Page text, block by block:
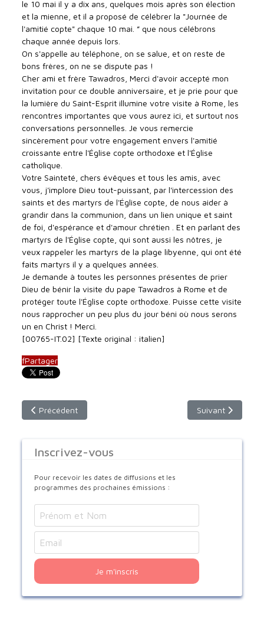
le 10 mai il y a dix ans, quelques mois après son élection
et la mienne, et il a proposé de célébrer la "Journée de
l'amitié copte" chaque 10 mai. ” que nous célébrons
chaque année depuis lors.
On s'appelle au téléphone, on se salue, et on reste de
bons frères, on ne se dispute pas !
Cher ami et frère Tawadros, Merci d'avoir accepté mon
invitation pour ce double anniversaire, et je prie pour que
la lumière du Saint-Esprit illumine votre visite à Rome, les
rencontres importantes que vous aurez ici, et surtout nos
conversations personnelles. Je vous remercie
sincèrement pour votre engagement envers l'amitié
croissante entre l'Église copte orthodoxe et l'Église
catholique.
Votre Sainteté, chers évêques et tous les amis, avec
vous, j'implore Dieu tout-puissant, par l'intercession des
saints et des martyrs de l'Église copte, de nous aider à
grandir dans la communion, dans un lien unique et saint
de foi, d'espérance et d'amour chrétien . Et en parlant des
martyrs de l'Église copte, qui sont aussi les nôtres, je
veux rappeler les martyrs de la plage libyenne, qui ont été
faits martyrs il y a quelques années.
Je demande à toutes les personnes présentes de prier
Dieu de bénir la visite du pape Tawadros à Rome et de
protéger toute l'Église copte orthodoxe. Puisse cette visite
nous rapprocher un peu plus du jour béni où nous serons
un en Christ ! Merci.
[00765-IT.02] [Texte original : italien]
fPartager
Article précédent : 11.05.23 : le pape Copte au Vatican (jour
Précédent Article suivant :
Suivant
Inscrivez-vous
Pour recevoir les dates de diffusions et les
programmes des prochaines émissions :
Je m'inscris